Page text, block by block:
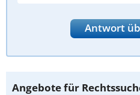
Antwort
Angebote für